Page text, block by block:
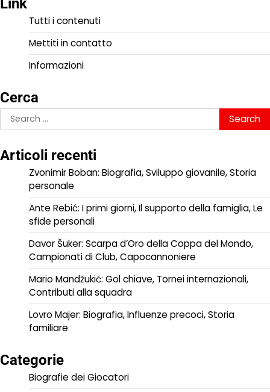
Link
Tutti i contenuti
Mettiti in contatto
Informazioni
Cerca
Search
for:
Articoli recenti
Zvonimir Boban: Biografia, Sviluppo giovanile, Storia
personale
Ante Rebić: I primi giorni, Il supporto della famiglia, Le
sfide personali
Davor Šuker: Scarpa d’Oro della Coppa del Mondo,
Campionati di Club, Capocannoniere
Mario Mandžukić: Gol chiave, Tornei internazionali,
Contributi alla squadra
Lovro Majer: Biografia, Influenze precoci, Storia
familiare
Categorie
Biografie dei Giocatori